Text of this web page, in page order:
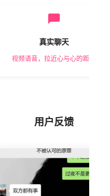
真实聊天
视频语音，拉近心与心的距离
用户反馈